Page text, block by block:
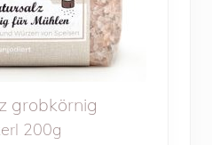
grobkörnig
200g